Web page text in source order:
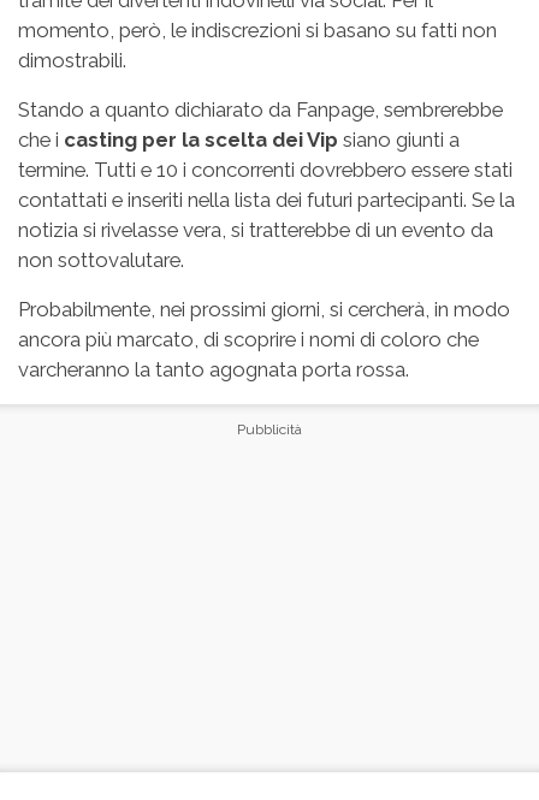
momento, però, le indiscrezioni si basano su fatti non
dimostrabili.
Stando a quanto dichiarato da Fanpage, sembrerebbe
che i casting per la scelta dei Vip siano giunti a
termine. Tutti e 10 i concorrenti dovrebbero essere stati
contattati e inseriti nella lista dei futuri partecipanti. Se la
notizia si rivelasse vera, si tratterebbe di un evento da
non sottovalutare.
Probabilmente, nei prossimi giorni, si cercherà, in modo
ancora più marcato, di scoprire i nomi di coloro che
varcheranno la tanto agognata porta rossa.